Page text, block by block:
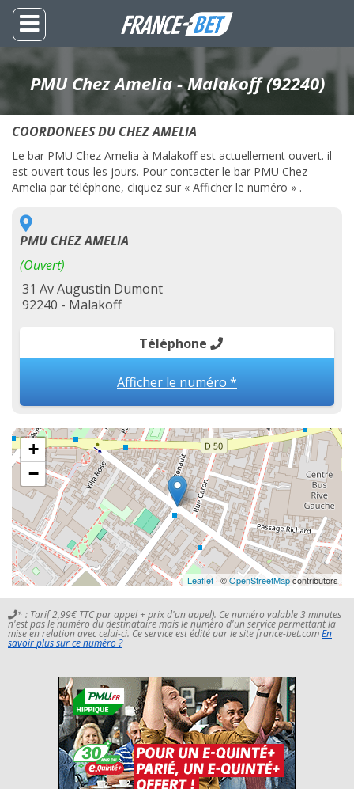
PMU Chez Amelia - Malakoff (92240)
COORDONEES DU CHEZ AMELIA
Le bar PMU Chez Amelia à Malakoff est actuellement ouvert. il
est ouvert tous les jours. Pour contacter le bar PMU Chez
Amelia par téléphone, cliquez sur « Afficher le numéro » .
PMU CHEZ AMELIA
(Ouvert)
31 Av Augustin Dumont
92240 - Malakoff
Téléphone
Afficher le numéro *
+
−
Leaflet| ©OpenStreetMapcontributors
* : Tarif 2,99€ TTC par appel + prix d'un appel). Ce numéro valable 3 minutes
n'est pas le numéro du destinataire mais le numéro d'un service permettant la
mise en relation avec celui-ci. Ce service est édité par le site france-bet.comEn
savoir plus sur ce numéro ?